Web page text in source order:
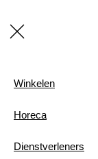
Winkelen
Horeca
Dienstverleners